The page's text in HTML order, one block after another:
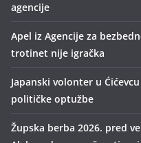
agencije
Apel iz Agencije za
trotinet nije igračka
Japanski volonter u
političke optužbe
Župska berba 2026. pred